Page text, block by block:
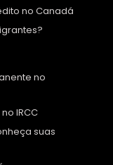
no Canadá
no
IRCC
suas